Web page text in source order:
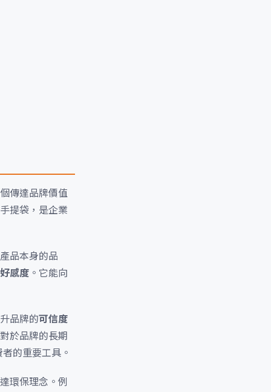
傳達品牌價值
提袋，是企業
品本身的品
感度 。它能向
品牌的可信度
於品牌的長期
的重要工具。
環保理念。例